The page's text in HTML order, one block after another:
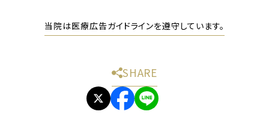
当院は医療広告ガイドラインを遵守しています。
SHARE